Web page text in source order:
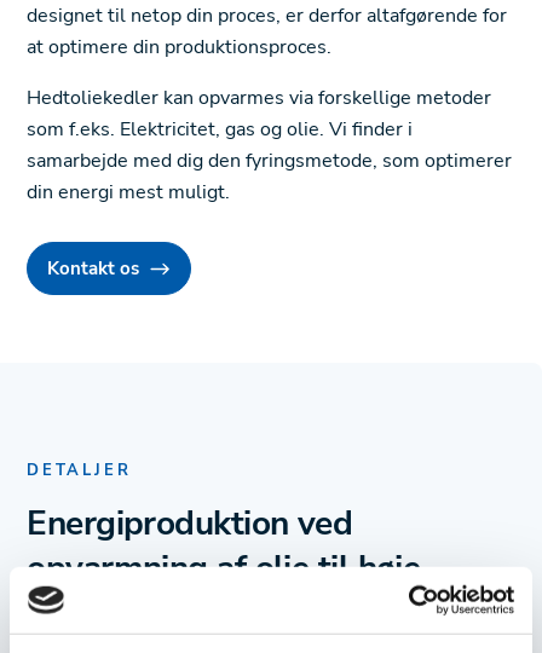
designet til netop din proces, er derfor altafgørende for
at optimere din produktionsproces.
Hedtoliekedler kan opvarmes via forskellige metoder
som f.eks. Elektricitet, gas og olie. Vi finder i
samarbejde med dig den fyringsmetode, som optimerer
din energi mest muligt.
Kontakt os
DETALJER
Energiproduktion ved
opvarmning af olie til høje
temperaturer, som giver dig